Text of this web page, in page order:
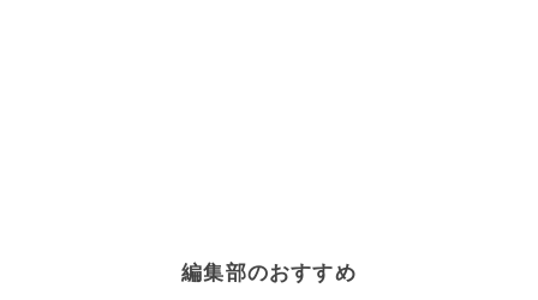
編集部のおすすめ